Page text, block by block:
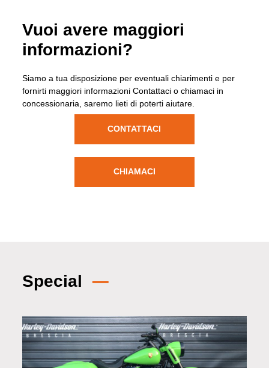
Vuoi avere maggiori
informazioni?
Siamo a tua disposizione per eventuali chiarimenti e per
fornirti maggiori informazioni Contattaci o chiamaci in
concessionaria, saremo lieti di poterti aiutare.
CONTATTACI
CHIAMACI
Special